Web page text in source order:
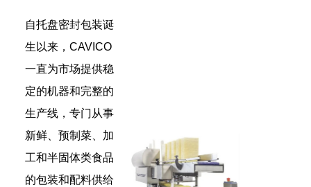
自托盘密封包装诞
生以来，CAVICO
一直为市场提供稳
定的机器和完整的
生产线，专门从事
新鲜、预制菜、加
工和半固体类食品
的包装和配料供给